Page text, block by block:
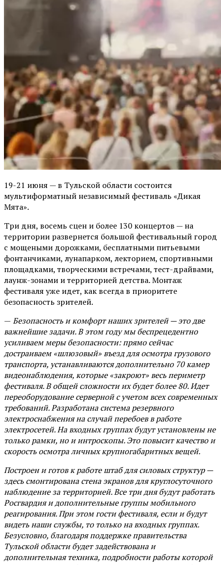
19-21 июня — в Тульской области состоится
мультиформатный независимый фестиваль «Дикая
Мята».
Три дня, восемь сцен и более 130 концертов — на
территории развернется большой фестивальный город
с мощеными дорожками, бесплатными питьевыми
фонтанчиками, лунапарком, лекторием, спортивными
площадками, творческими встречами, тест-драйвами,
лаунж-зонами и территорией детства. Монтаж
фестиваля уже идет, как всегда в приоритете
безопасность зрителей.
— Безопасность и комфорт наших зрителей — это две
важнейшие задачи. В этом году мы беспрецедентно
усиливаем меры безопасности: прямо сейчас
достраиваем «шлюзовый» въезд для осмотра грузового
транспорта, устанавливаются дополнительно 70 камер
видеонаблюдения, которые «закроют» весь периметр
фестиваля. В общей сложности их будет более 80. Идет
переоборудование серверной с учетом всех современных
требований. Разработана система резервного
электроснабжения на случай перебоев в работе
электросетей. На входных группах будут установлены не
только рамки, но и интроскопы. Это повысит качество и
скорость осмотра личных крупногабаритных вещей.
Построен и готов к работе штаб для силовых структур —
здесь смонтирована стена экранов для круглосуточного
наблюдение за территорией. Все три дня будут работать
Росгвардия и дополнительные группы мобильного
реагирования. При этом гости фестиваля, если и будут
видеть наши службы, то только на входных группах.
Безусловно, благодаря поддержке правительства
Тульской области будет задействована и
дополнительная техника, подробности работы которой